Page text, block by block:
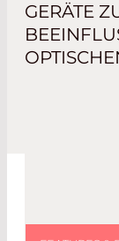
GERÄTE